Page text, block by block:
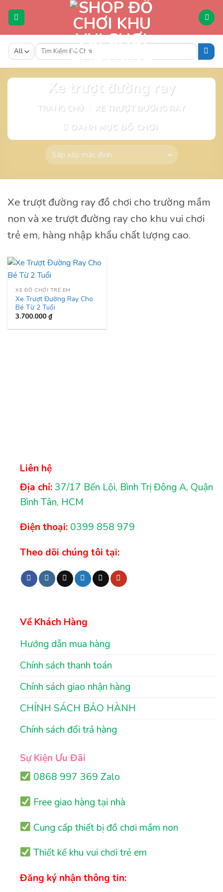
Tìm
kiếm:
Xe trượt đường ray
TRANG CHỦ
XE TRƯỢT ĐƯỜNG RAY
DANH MỤC ĐỒ CHƠI
Xe trượt đường ray đồ chơi cho trường mầm
non và xe trượt đường ray cho khu vui chơi
trẻ em, hàng nhập khẩu chất lượng cao.
XE ĐỒ CHƠI TRẺ EM
Xe Trượt Đường Ray Cho
Bé Từ 2 Tuổi
3.700.000₫
Liên hệ
Địa chỉ: 37/17 Bến Lội, Bình Trị Đông A, Quận
Bình Tân, HCM
Điện thoại: 0399 858 979
Theo dõi chúng tôi tại:
Về Khách Hàng
Hướng dẫn mua hàng
Chính sách thanh toán
Chính sách giao nhận hàng
CHÍNH SÁCH BẢO HÀNH
Chính sách đổi trả hàng
Sự Kiện Ưu Đãi
0868 997 369 Zalo
Free giao hàng tại nhà
Cung cấp thiết bị đồ chơi mầm non
Thiết kế khu vui chơi trẻ em
Đăng ký nhận thông tin: